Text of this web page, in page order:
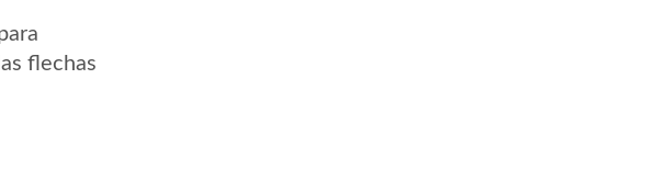
flechas